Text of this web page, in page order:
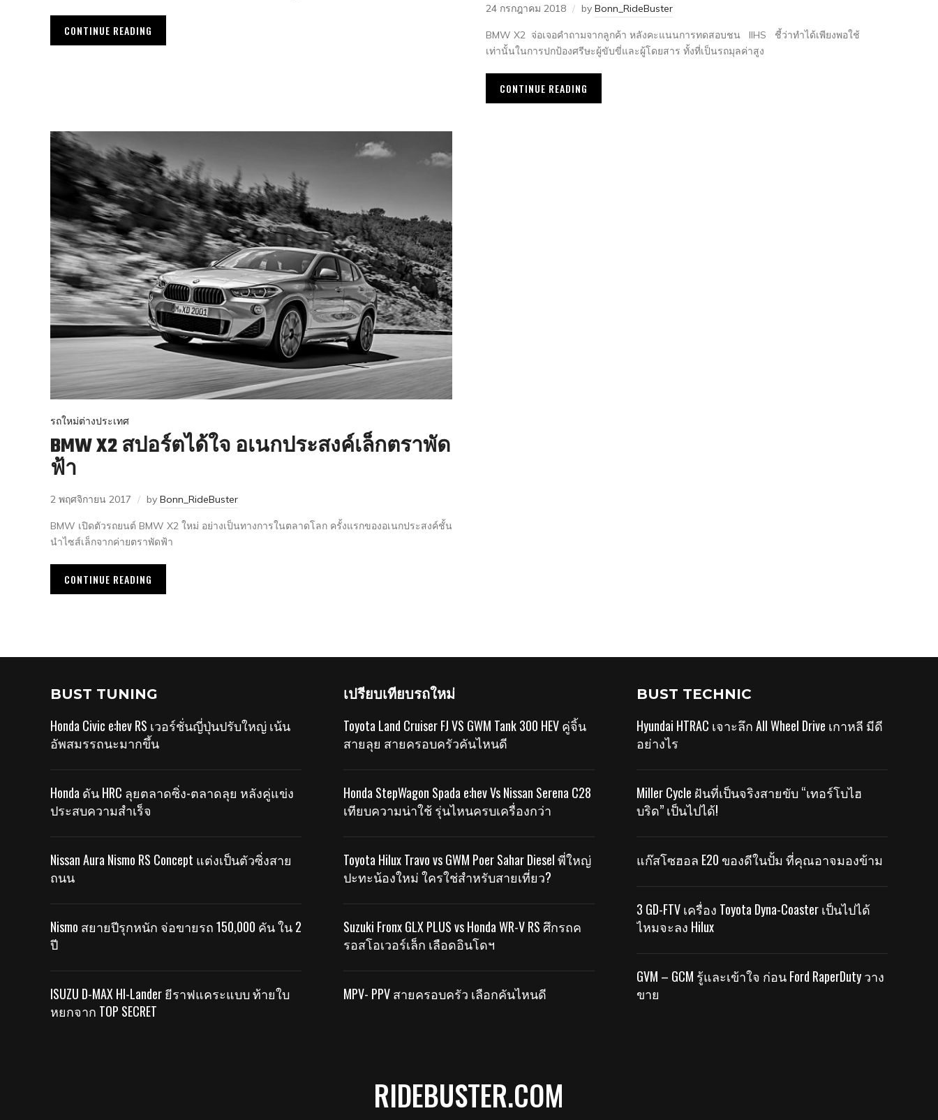
CONTINUE READING
24 กรกฎาคม 2018 by Bonn_RideBuster
BMW X2 จ่อเจอคำถามจากลูกค้า หลังคะแนนการทดสอบชน IIHS ชี้ว่าทำได้เพียงพอใช้
เท่านั้นในการปกป้องศรีษะผู้ขับขี่และผู้โดยสาร ทั้งที่เป็นรถมุลค่าสูง
CONTINUE READING
รถใหม่ต่างประเทศ
BMW X2 สปอร์ตได้ใจ อเนกประสงค์เล็กตราพัด
ฟ้า
2 พฤศจิกายน 2017 by Bonn_RideBuster
BMW เปิดตัวรถยนต์ BMW X2 ใหม่ อย่างเป็นทางการในตลาดโลก ครั้งแรกของอเนกประสงค์ชั้น
นำไซส์เล็กจากค่ายตราพัดฟ้า
CONTINUE READING
BUST TUNING
Honda Civic e:hev RS เวอร์ชั่นญี่ปุ่นปรับใหญ่ เน้น
อัพสมรรถนะมากขึ้น
Honda ดัน HRC ลุยตลาดซิ่ง-ตลาดลุย หลังคู่แข่ง
ประสบความสำเร็จ
Nissan Aura Nismo RS Concept แต่งเป็นตัวซิ่งสาย
ถนน
Nismo สยายปีรุกหนัก จ่อขายรถ 150,000 คัน ใน 2
ปี
ISUZU D-MAX HI-Lander ยีราฟแคระแบบ ท้ายใบ
หยกจาก TOP SECRET
เปรียบเทียบรถใหม่
Toyota Land Cruiser FJ VS GWM Tank 300 HEV คู่จิ้น
สายลุย สายครอบครัวคันไหนดี
Honda StepWagon Spada e:hev Vs Nissan Serena C28
เทียบความน่าใช้ รุ่นไหนครบเครื่องกว่า
Toyota Hilux Travo vs GWM Poer Sahar Diesel พี่ใหญ่
ปะทะน้องใหม่ ใครใช่สำหรับสายเที่ยว?
Suzuki Fronx GLX PLUS vs Honda WR-V RS ศึกรถค
รอสโอเวอร์เล็ก เลือดอินโดฯ
MPV- PPV สายครอบครัว เลือกคันไหนดี
BUST TECHNIC
Hyundai HTRAC เจาะลึก All Wheel Drive เกาหลี มีดี
อย่างไร
Miller Cycle ฝันที่เป็นจริงสายขับ “เทอร์โบไฮ
บริด” เป็นไปได้!
แก๊สโซฮอล E20 ของดีในปั้ม ที่คุณอาจมองข้าม
3 GD-FTV เครื่อง Toyota Dyna-Coaster เป็นไปได้
ไหมจะลง Hilux
GVM – GCM รู้และเข้าใจ ก่อน Ford RaperDuty วาง
ขาย
RIDEBUSTER.COM